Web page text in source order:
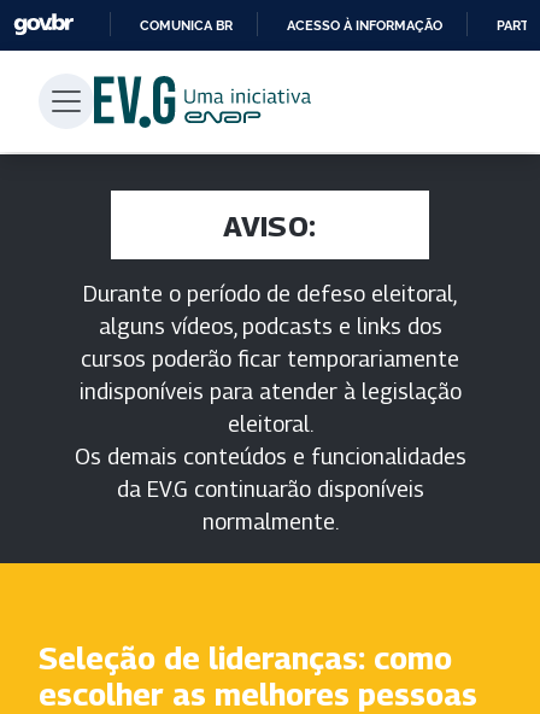
PARA
CONTEÚDO
COMUNICA BR ACESSO À INFORMAÇÃO
AVISO:
Durante o período de defeso eleitoral,
alguns vídeos, podcasts e links dos
cursos poderão ficar temporariamente
indisponíveis para atender à legislação
eleitoral.
Os demais conteúdos e funcionalidades
da EV.G continuarão disponíveis
normalmente.
Seleção de lideranças: como
escolher as melhores pessoas